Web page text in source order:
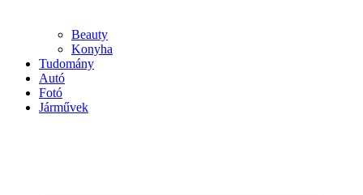
Beauty
Konyha
Tudomány
Autó
Fotó
Járművek